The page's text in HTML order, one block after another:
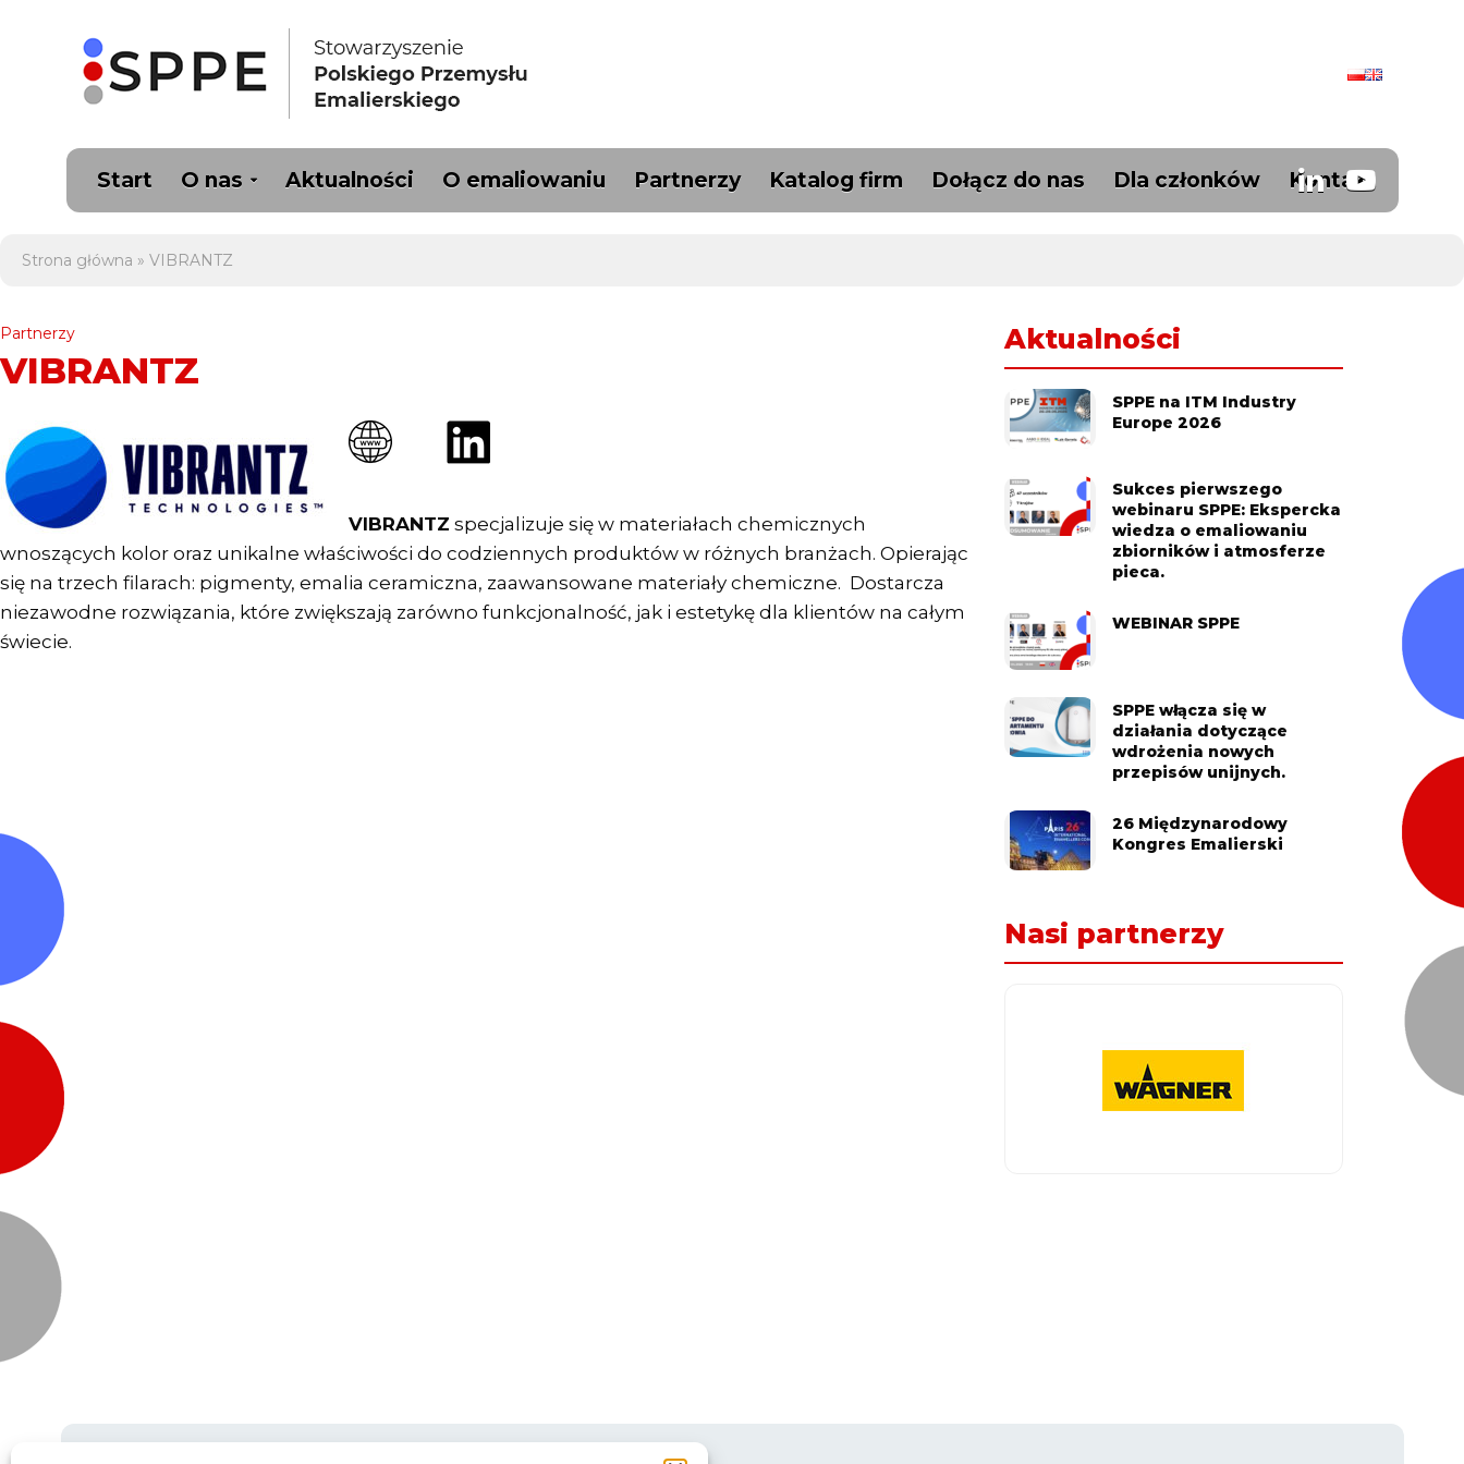
Start O nas Aktualności O emaliowaniu Partnerzy Katalog firm Dołącz do nas Dla członków Kontakt
Strona główna » VIBRANTZ
Partnerzy
VIBRANTZ
VIBRANTZ specjalizuje się w materiałach chemicznych
wnoszących kolor oraz unikalne właściwości do codziennych produktów w różnych branżach. Opierając
się na trzech filarach: pigmenty, emalia ceramiczna, zaawansowane materiały chemiczne. Dostarcza
niezawodne rozwiązania, które zwiększają zarówno funkcjonalność, jak i estetykę dla klientów na całym
świecie.
Aktualności
SPPE na ITM Industry
Europe 2026
Sukces pierwszego
webinaru SPPE: Ekspercka
wiedza o emaliowaniu
zbiorników i atmosferze
pieca.
WEBINAR SPPE
SPPE włącza się w
działania dotyczące
wdrożenia nowych
przepisów unijnych.
26 Międzynarodowy
Kongres Emalierski
Nasi partnerzy